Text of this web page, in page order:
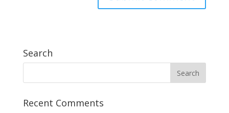
Search
Recent Comments